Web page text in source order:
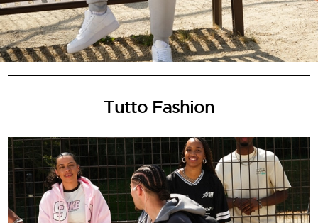
Tutto Fashion